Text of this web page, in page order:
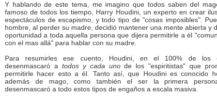
Y hablando de este tema, me imagino que todos saben del
famoso de todos los tiempo, Harry Houdini, un experto en crear
espectáculos de escapismo, y todo tipo de "cosas imposibles".
hombre, al perder su madre, decidió mantener una mente abierta y
oportunidad a toda aquella persona que dijera permitirle a él
con el mas allá" para hablar con su madre.
Para resumirles ese cuento, Houdini, en el 100% de los
desenmascaró a todos y cada unode los "espiritistas" que
permitirle hacer esto a él. Tanto así, que Houdini es conocido
además de mago, como también el ser la primera
desenmascaró a todo estos tipos de engaños a escala masiva.